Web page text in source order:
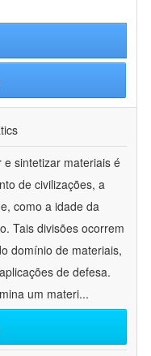
sintetizar materiais é
de civilizações, a
como a idade da
Tais divisões ocorrem
domínio de materiais,
de defesa.
um materi...